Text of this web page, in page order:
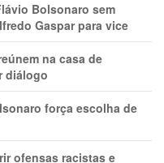
Bolsonaro sem
Gaspar para vice
na casa de
diálogo
força escolha de
ofensas racistas e